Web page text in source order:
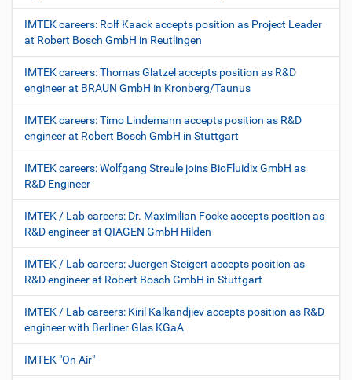
IMTEK careers: Rolf Kaack accepts position as Project Leader
at Robert Bosch GmbH in Reutlingen
IMTEK careers: Thomas Glatzel accepts position as R&D
engineer at BRAUN GmbH in Kronberg/Taunus
IMTEK careers: Timo Lindemann accepts position as R&D
engineer at Robert Bosch GmbH in Stuttgart
IMTEK careers: Wolfgang Streule joins BioFluidix GmbH as
R&D Engineer
IMTEK / Lab careers: Dr. Maximilian Focke accepts position as
R&D engineer at QIAGEN GmbH Hilden
IMTEK / Lab careers: Juergen Steigert accepts position as
R&D engineer at Robert Bosch GmbH in Stuttgart
IMTEK / Lab careers: Kiril Kalkandjiev accepts position as R&D
engineer with Berliner Glas KGaA
IMTEK "On Air"